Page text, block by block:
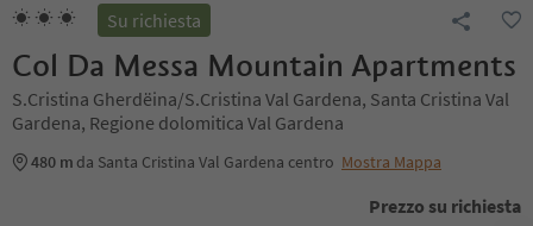
Su richiesta
Col Da Messa Mountain Apartments
S.Cristina Gherdëina/S.Cristina Val Gardena, Santa Cristina Val
Gardena, Regione dolomitica Val Gardena
480 m da Santa Cristina Val Gardena centro Mostra Mappa
Prezzo su richiesta